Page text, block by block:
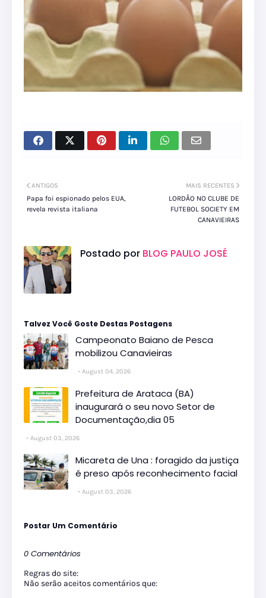
MAIS RECENTES
LORDÃO NO CLUBE DE
FUTEBOL SOCIETY EM
CANAVIEIRAS
ANTIGOS
Papa foi espionado pelos EUA,
revela revista italiana
Postado por BLOG PAULO JOSÉ
Talvez Você Goste Destas Postagens
Campeonato Baiano de Pesca
mobilizou Canavieiras
August 04, 2026
Prefeitura de Arataca (BA)
inaugurará o seu novo Setor de
Documentação,dia 05
August 03, 2026
Micareta de Una : foragido da justiça
é preso após reconhecimento facial
August 03, 2026
Postar Um Comentário
0 Comentários
Regras do site:
Não serão aceitos comentários que: